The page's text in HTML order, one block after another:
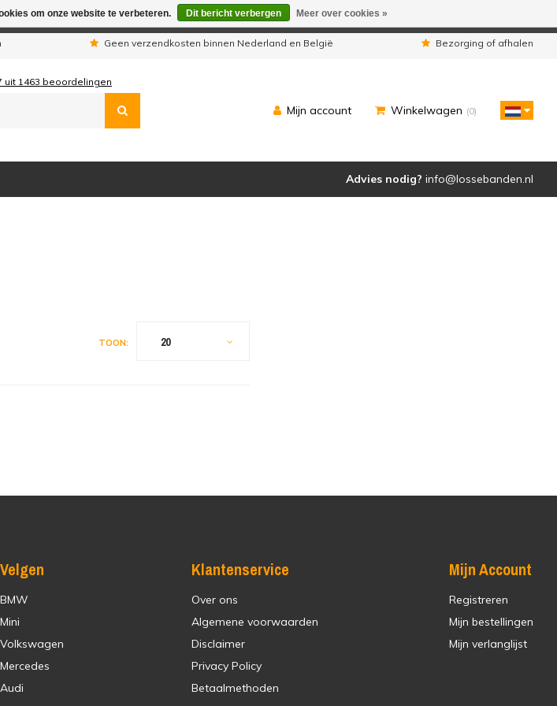
Geen verzendkosten binnen Nederland en België Bezorging of afhalen
uit 1463 beoordelingen
Mijn account Winkelwagen (0)
Advies nodig? info@lossebanden.nl
TOON: 20
Velgen
BMW
Mini
Volkswagen
Mercedes
Audi
Klantenservice
Over ons
Algemene voorwaarden
Disclaimer
Privacy Policy
Betaalmethoden
Mijn Account
Registreren
Mijn bestellingen
Mijn verlanglijst
om onze website te verbeteren. Dit bericht verbergen Meer over cookies »
Geplaatste orders worden uitgeleverd zoals u van ons gewend bent.